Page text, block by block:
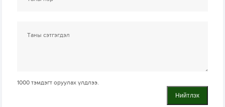
1000 тэмдэгт оруулах үлдлээ.
Нийтлэх